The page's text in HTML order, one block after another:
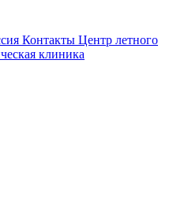
Контакты Центр летного
клиника